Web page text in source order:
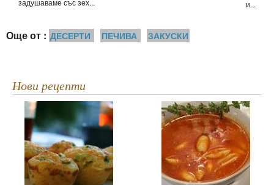
и...
Още от : ДЕСЕРТИ ПЕЧИВА ЗАКУСКИ
Нови рецепти